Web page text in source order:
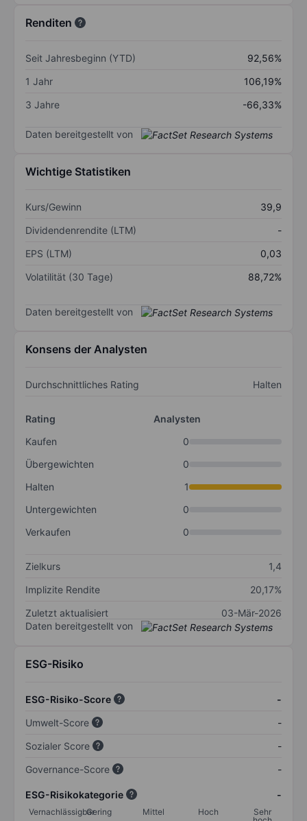
Renditen
Seit Jahresbeginn (YTD)
92,56%
1 Jahr
106,19%
3 Jahre
-66,33%
Daten bereitgestellt von
Wichtige Statistiken
Kurs/Gewinn
39,9
Dividendenrendite (LTM)
-
EPS (LTM)
0,03
Volatilität (30 Tage)
88,72%
Daten bereitgestellt von
Konsens der Analysten
Durchschnittliches Rating Halten
Rating
Analysten
Kaufen
0
Übergewichten
0
Halten
1
Untergewichten
0
Verkaufen
0
Zielkurs
1,4
Implizite Rendite
20,17%
Zuletzt aktualisiert
03-Mär-2026
Daten bereitgestellt von
ESG-Risiko
ESG-Risiko-Score
-
Umwelt-Score
-
Sozialer Score
-
Governance-Score
-
ESG-Risikokategorie -
VernachlässigbarGering Mittel Hoch
Sehr